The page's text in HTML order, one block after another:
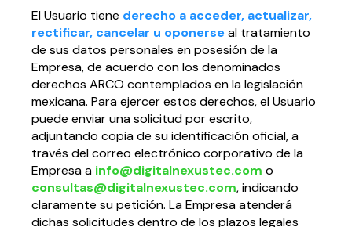
El Usuario tiene derecho a acceder, actualizar,
rectificar, cancelar u oponerseal tratamiento
de sus datos personales en posesión de la
Empresa, de acuerdo con los denominados
derechos ARCO contemplados en la legislación
mexicana. Para ejercer estos derechos, el Usuario
puede enviar una solicitud por escrito,
adjuntando copia de su identificación oficial, a
través del correo electrónico corporativo de la
Empresa a info@digitalnexustec.com o
consultas@digitalnexustec.com, indicando
claramente su petición. La Empresa atenderá
dichas solicitudes dentro de los plazos legales